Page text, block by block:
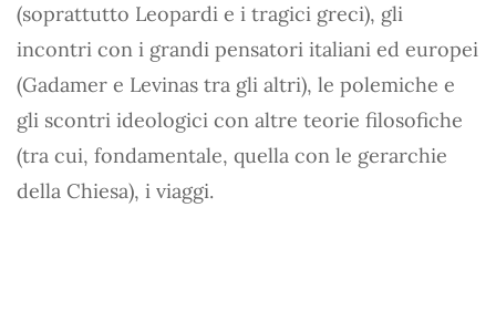
(soprattutto Leopardi e i tragici greci), gli
incontri con i grandi pensatori italiani ed europei
(Gadamer e Levinas tra gli altri), le polemiche e
gli scontri ideologici con altre teorie filosofiche
(tra cui, fondamentale, quella con le gerarchie
della Chiesa), i viaggi.